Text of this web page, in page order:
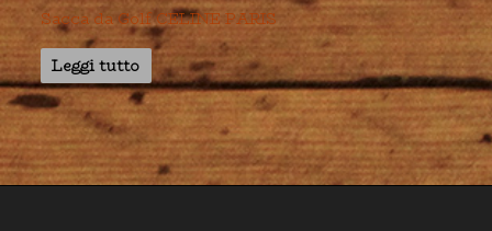
Sacca da Golf CELINE PARIS
Leggi tutto